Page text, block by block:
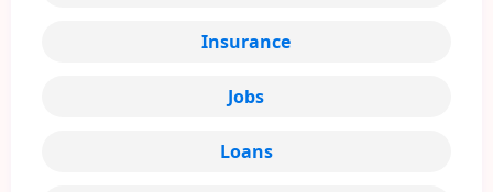
Insurance
Jobs
Loans